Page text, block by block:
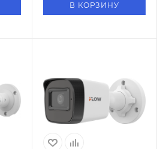
В КОРЗИНУ